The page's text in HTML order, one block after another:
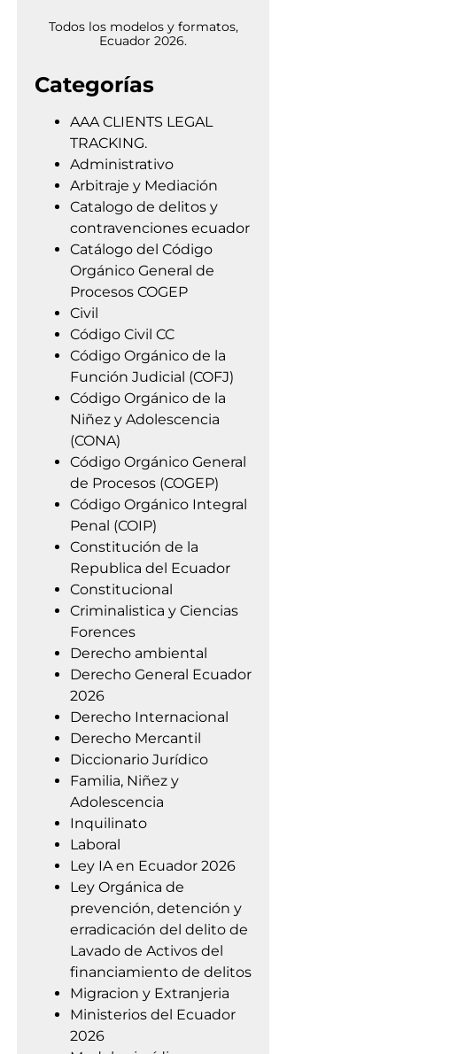
Todos los modelos y formatos,
Ecuador 2026.
Categorías
AAA CLIENTS LEGAL
TRACKING.
Administrativo
Arbitraje y Mediación
Catalogo de delitos y
contravenciones ecuador
Catálogo del Código
Orgánico General de
Procesos COGEP
Civil
Código Civil CC
Código Orgánico de la
Función Judicial (COFJ)
Código Orgánico de la
Niñez y Adolescencia
(CONA)
Código Orgánico General
de Procesos (COGEP)
Código Orgánico Integral
Penal (COIP)
Constitución de la
Republica del Ecuador
Constitucional
Criminalistica y Ciencias
Forences
Derecho ambiental
Derecho General Ecuador
2026
Derecho Internacional
Derecho Mercantil
Diccionario Jurídico
Familia, Niñez y
Adolescencia
Inquilinato
Laboral
Ley IA en Ecuador 2026
Ley Orgánica de
prevención, detención y
erradicación del delito de
Lavado de Activos del
financiamiento de delitos
Migracion y Extranjeria
Ministerios del Ecuador
2026